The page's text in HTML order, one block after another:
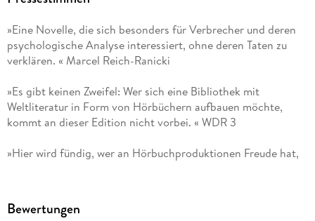
»Eine Novelle, die sich besonders für Verbrecher und deren
psychologische Analyse interessiert, ohne deren Taten zu
verklären. « Marcel Reich-Ranicki
»Es gibt keinen Zweifel: Wer sich eine Bibliothek mit
Weltliteratur in Form von Hörbüchern aufbauen möchte,
kommt an dieser Edition nicht vorbei. « WDR 3
»Hier wird fündig, wer an Hörbuchproduktionen Freude hat,
Bewertungen